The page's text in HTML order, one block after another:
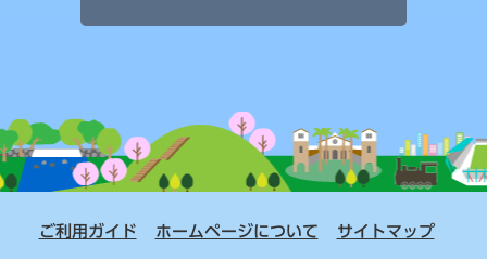
ご利用ガイド ホームページについて サイトマップ